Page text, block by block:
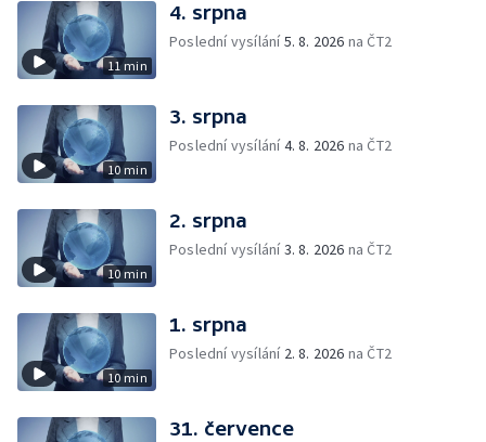
11 min
4. srpna
Poslední vysílání5. 8. 2026 na ČT2
10 min
3. srpna
Poslední vysílání4. 8. 2026 na ČT2
10 min
2. srpna
Poslední vysílání3. 8. 2026 na ČT2
10 min
1. srpna
Poslední vysílání 2. 8. 2026 na ČT2
31. července